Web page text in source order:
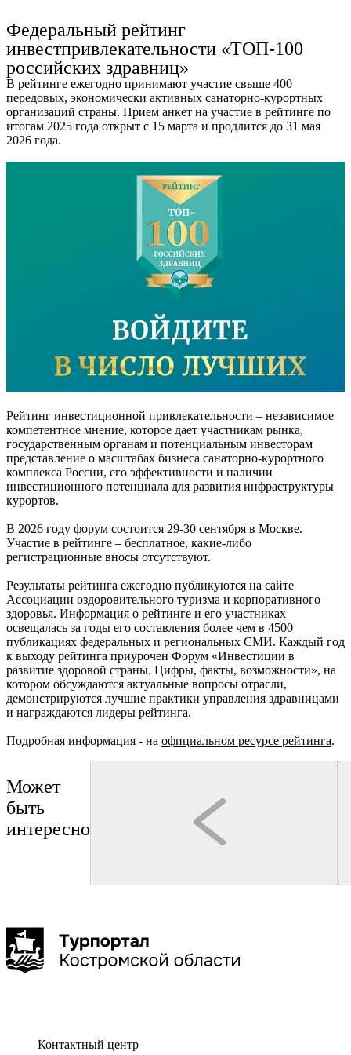
Федеральный рейтинг
инвестпривлекательности «ТОП-100
российских здравниц»
В рейтинге ежегодно принимают участие свыше 400
передовых, экономически активных санаторно-курортных
организаций страны. Прием анкет на участие в рейтинге по
итогам 2025 года открыт с 15 марта и продлится до 31 мая
2026 года.
Рейтинг инвестиционной привлекательности – независимое
компетентное мнение, которое дает участникам рынка,
государственным органам и потенциальным инвесторам
представление о масштабах бизнеса санаторно-курортного
комплекса России, его эффективности и наличии
инвестиционного потенциала для развития инфраструктуры
курортов.
В 2026 году форум состоится 29-30 сентября в Москве.
Участие в рейтинге – бесплатное, какие-либо
регистрационные вносы отсутствуют.
Результаты рейтинга ежегодно публикуются на сайте
Ассоциации оздоровительного туризма и корпоративного
здоровья. Информация о рейтинге и его участниках
освещалась за годы его составления более чем в 4500
публикациях федеральных и региональных СМИ. Каждый год
к выходу рейтинга приурочен Форум «Инвестиции в
развитие здоровой страны. Цифры, факты, возможности», на
котором обсуждаются актуальные вопросы отрасли,
демонстрируются лучшие практики управления здравницами
и награждаются лидеры рейтинга.
Подробная информация - на официальном ресурсе рейтинга.
Может
быть
интересно
Контактный центр